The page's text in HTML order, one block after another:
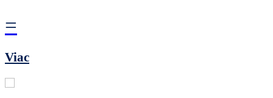
=
Viac